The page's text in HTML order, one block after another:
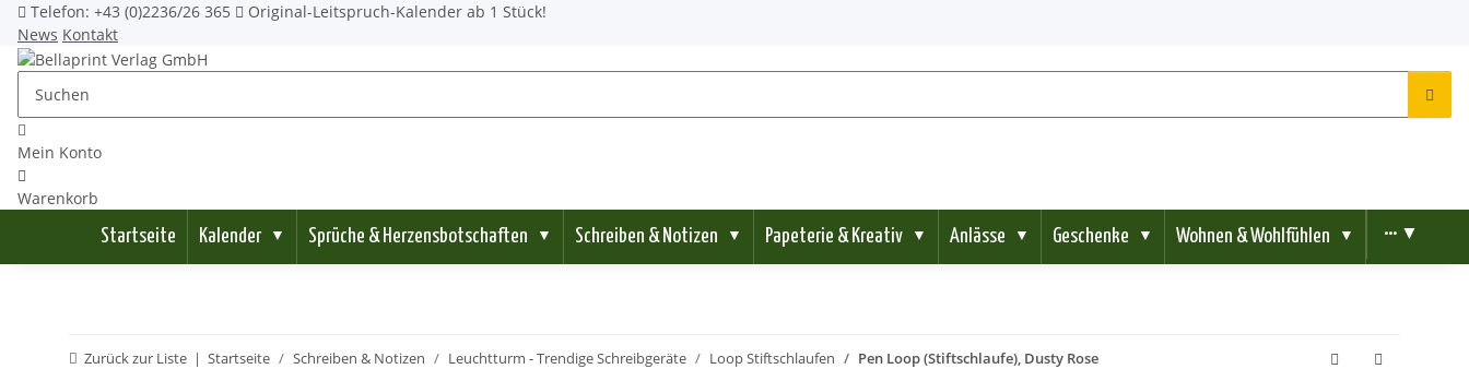
Telefon: +43 (0)2236/26 365
Original-Leitspruch-Kalender ab 1 Stück!
News Kontakt
Mein Konto
Warenkorb
Startseite
Kalender ▼ Sprüche & Herzensbotschaften ▼ Schreiben & Notizen ▼ Papeterie & Kreativ ▼ Anlässe ▼ Geschenke ▼ Wohnen & Wohlfühlen ▼ ••• ▼
Zurück zur Liste Startseite Schreiben & Notizen Leuchtturm - Trendige Schreibgeräte Loop Stiftschlaufen Pen Loop (Stiftschlaufe), Dusty Rose